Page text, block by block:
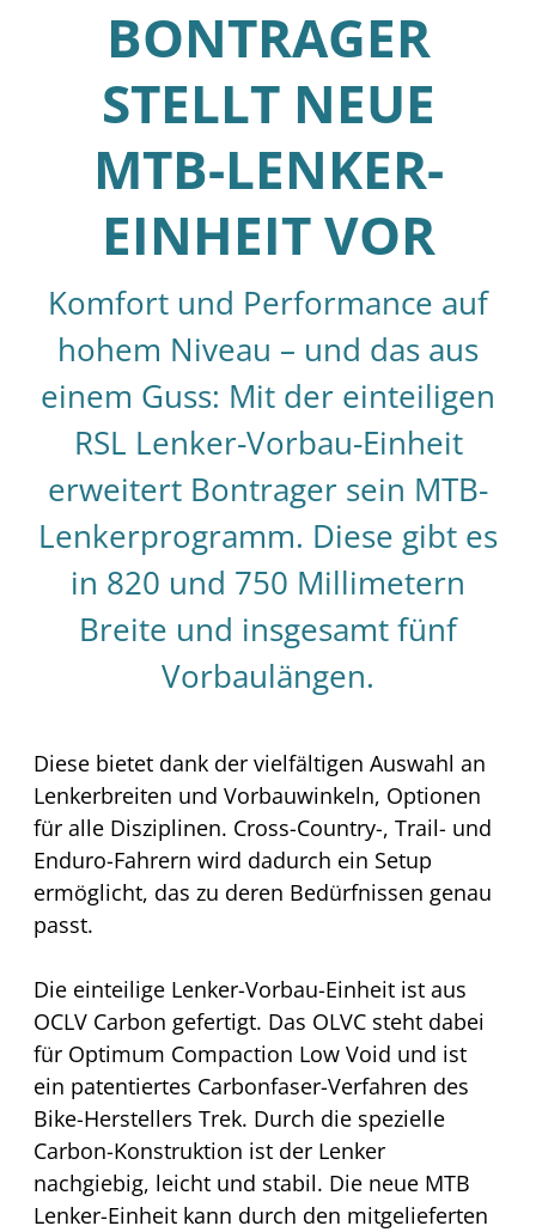
BONTRAGER
STELLT NEUE
MTB-LENKER-
EINHEIT VOR
Komfort und Performance auf
hohem Niveau – und das aus
einem Guss: Mit der einteiligen
RSL Lenker-Vorbau-Einheit
erweitert Bontrager sein MTB-
Lenkerprogramm. Diese gibt es
in 820 und 750 Millimetern
Breite und insgesamt fünf
Vorbaulängen.
Diese bietet dank der vielfältigen Auswahl an
Lenkerbreiten und Vorbauwinkeln, Optionen
für alle Disziplinen. Cross-Country-, Trail- und
Enduro-Fahrern wird dadurch ein Setup
ermöglicht, das zu deren Bedürfnissen genau
passt.
Die einteilige Lenker-Vorbau-Einheit ist aus
OCLV Carbon gefertigt. Das OLVC steht dabei
für Optimum Compaction Low Void und ist
ein patentiertes Carbonfaser-Verfahren des
Bike-Herstellers Trek. Durch die spezielle
Carbon-Konstruktion ist der Lenker
nachgiebig, leicht und stabil. Die neue MTB
Lenker-Einheit kann durch den mitgelieferten